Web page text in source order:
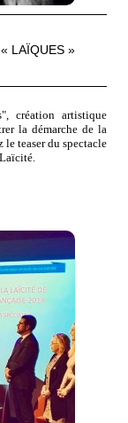
LAÏQUES »
création artistique
la démarche de la
teaser du spectacle